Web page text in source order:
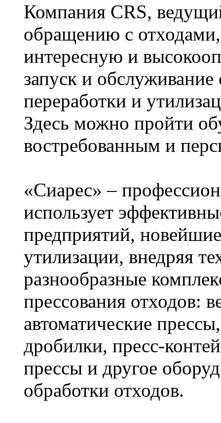
Компания CRS,
обращению с
интересную и
запуск и
переработки и
Здесь можно пройти
востребованным и
«Сиарес» –
использует
предприятий,
утилизации, внедряя
разнообразные
прессования отходов:
автоматические
дробилки, пресс-
прессы и другое
обработки отходов.